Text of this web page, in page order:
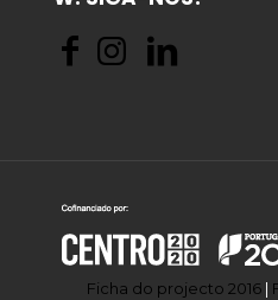
Ficha do projecto 2016 |